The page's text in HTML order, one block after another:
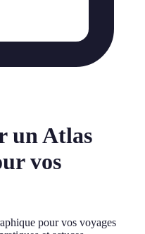
un Atlas
vos
pour vos voyages